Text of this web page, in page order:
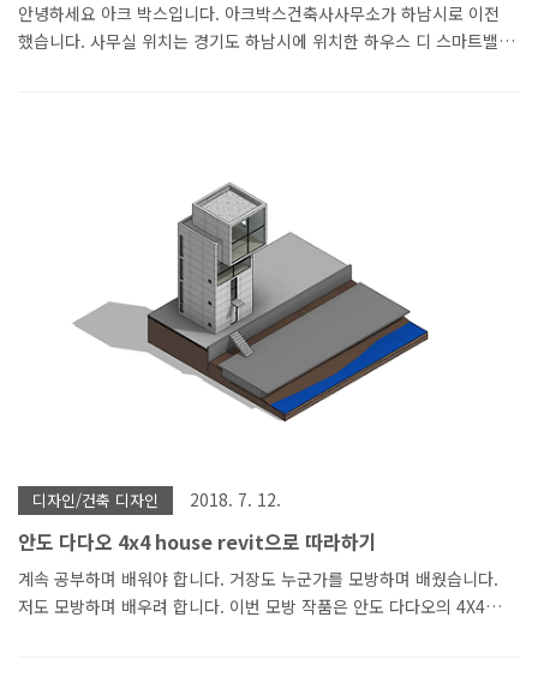
안녕하세요 아크 박스입니다. 아크박스건축사사무소가 하남시로 이전
했습니다. 사무실 위치는 경기도 하남시에 위치한 하우스 디 스마트밸
주한 많은 업체가 중층으로 리모델링하고 입주를 합니다. 그래서 아크
박스도 처음에 중층으로 인테리어를 계획했습니다. 계획 시 주안점은
최대 6명이 앉을 수 있는 데스크, 회의 테이블, 스토리지(DIY 모빌렉),
아이디어 보드입니다. 사실 중층 리모델링은 불법입니다. 지식산업센터
가 많은 하남시는 이것 때문에 이슈가 ..
디자인/건축 디자인 2018. 7. 12.
안도 다다오 4x4 house revit으로 따라하기
계속 공부하며 배워야 합니다. 거장도 누군가를 모방하며 배웠습니다.
저도 모방하며 배우려 합니다. 이번 모방 작품은 안도 다다오의 4X4